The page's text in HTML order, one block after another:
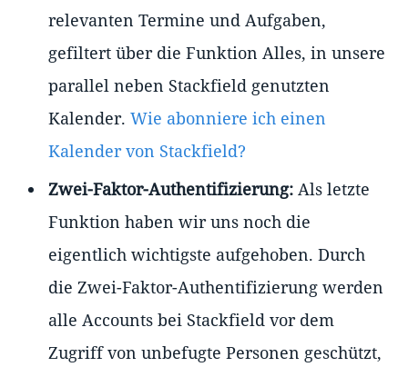
relevanten Termine und Aufgaben,
gefiltert über die Funktion Alles, in unsere
parallel neben Stackfield genutzten
Kalender. Wie abonniere ich einen
Kalender von Stackfield?
Zwei-Faktor-Authentifizierung: Als letzte
Funktion haben wir uns noch die
eigentlich wichtigste aufgehoben. Durch
die Zwei-Faktor-Authentifizierung werden
alle Accounts bei Stackfield vor dem
Zugriff von unbefugte Personen geschützt,